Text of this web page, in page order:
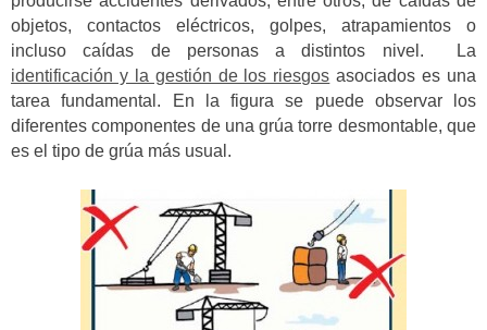
objetos, contactos eléctricos, golpes, atrapamientos o
incluso caídas de personas a distintos nivel. La
identificación y la gestión de los riesgos asociados es una
tarea fundamental. En la figura se puede observar los
diferentes componentes de una grúa torre desmontable, que
es el tipo de grúa más usual.